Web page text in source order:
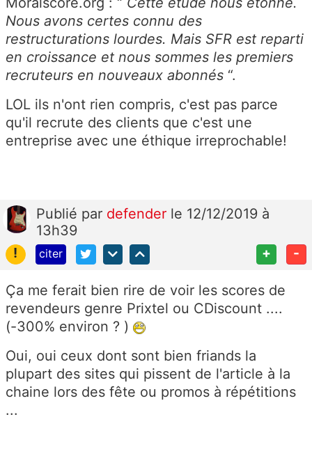
Nous avons certes connu des
restructurations lourdes. Mais SFR est reparti
en croissance et nous sommes les premiers
recruteurs en nouveaux abonnés “.
LOL ils n'ont rien compris, c'est pas parce
qu'il recrute des clients que c'est une
entreprise avec une éthique irreprochable!
Publié par defender le 12/12/2019 à
13h39
!
citer + -
Ça me ferait bien rire de voir les scores de
revendeurs genre Prixtel ou CDiscount ....
(-300% environ ? )
Oui, oui ceux dont sont bien friands la
plupart des sites qui pissent de l'article à la
chaine lors des fête ou promos à répétitions
...